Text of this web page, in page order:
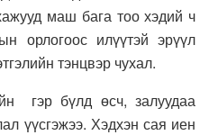
маш бага тоо хэдий ч
орлогоос илүүтэй эрүүл
тэнцвэр чухал.
гэр бүлд өсч, залуудаа
үүсгэжээ. Хэдхэн сая иен